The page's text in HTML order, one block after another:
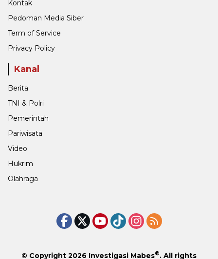
Kontak
Pedoman Media Siber
Term of Service
Privacy Policy
Kanal
Berita
TNI & Polri
Pemerintah
Pariwisata
Video
Hukrim
Olahraga
© Copyright 2026 Investigasi Mabes®. All rights